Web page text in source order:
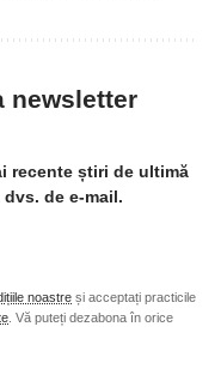
newsletter
recente știri de ultimă
de e-mail.
noastre și acceptați practicile
. Vă puteți dezabona în orice